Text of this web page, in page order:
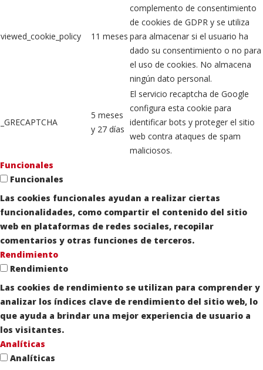
viewed_cookie_policy 11 meses
complemento de consentimiento
de cookies de GDPR y se utiliza
para almacenar si el usuario ha
dado su consentimiento o no para
el uso de cookies. No almacena
ningún dato personal.
_GRECAPTCHA
5 meses
y 27 días
El servicio recaptcha de Google
configura esta cookie para
identificar bots y proteger el sitio
web contra ataques de spam
maliciosos.
Funcionales
Funcionales
Las cookies funcionales ayudan a realizar ciertas
funcionalidades, como compartir el contenido del sitio
web en plataformas de redes sociales, recopilar
comentarios y otras funciones de terceros.
Rendimiento
Rendimiento
Las cookies de rendimiento se utilizan para comprender y
analizar los índices clave de rendimiento del sitio web, lo
que ayuda a brindar una mejor experiencia de usuario a
los visitantes.
Analíticas
Analíticas